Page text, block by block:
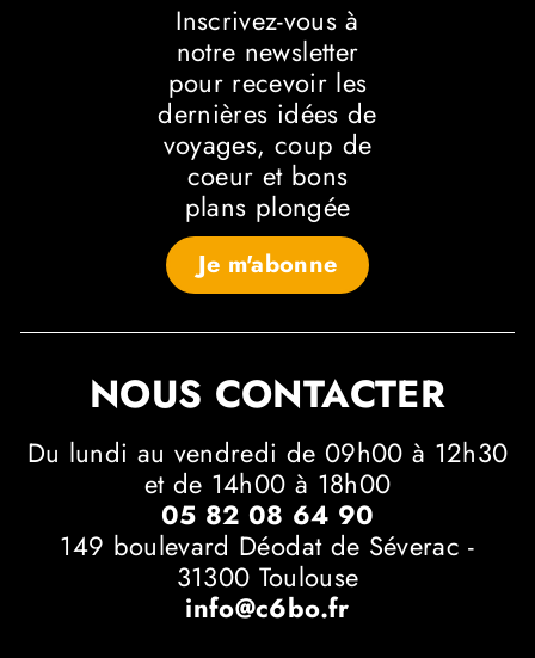
Inscrivez-vous à
notre newsletter
pour recevoir les
dernières idées de
voyages, coup de
coeur et bons
plans plongée
Je m'abonne
NOUS CONTACTER
Du lundi au vendredi de 09h00 à 12h30
et de 14h00 à 18h00
05 82 08 64 90
149 boulevard Déodat de Séverac -
31300 Toulouse
info@c6bo.fr